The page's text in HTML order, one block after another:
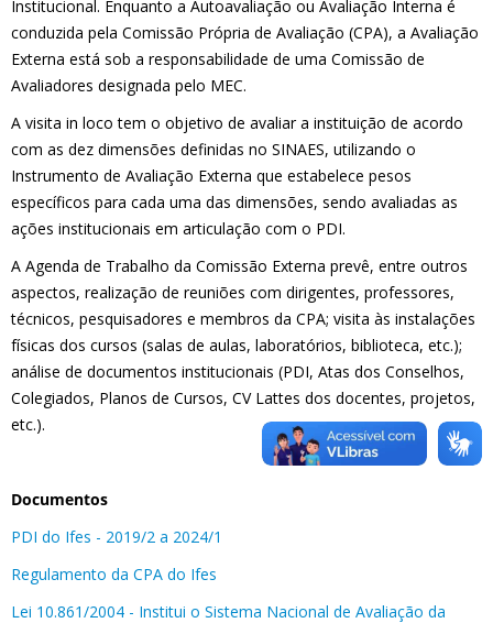
Institucional. Enquanto a Autoavaliação ou Avaliação Interna é
conduzida pela Comissão Própria de Avaliação (CPA), a Avaliação
Externa está sob a responsabilidade de uma Comissão de
Avaliadores designada pelo MEC.
A visita in loco tem o objetivo de avaliar a instituição de acordo
com as dez dimensões definidas no SINAES, utilizando o
Instrumento de Avaliação Externa que estabelece pesos
específicos para cada uma das dimensões, sendo avaliadas as
ações institucionais em articulação com o PDI.
A Agenda de Trabalho da Comissão Externa prevê, entre outros
aspectos, realização de reuniões com dirigentes, professores,
técnicos, pesquisadores e membros da CPA; visita às instalações
físicas dos cursos (salas de aulas, laboratórios, biblioteca, etc.);
análise de documentos institucionais (PDI, Atas dos Conselhos,
Colegiados, Planos de Cursos, CV Lattes dos docentes, projetos,
etc.).
Documentos
PDI do Ifes - 2019/2 a 2024/1
Regulamento da CPA do Ifes
Lei 10.861/2004 - Institui o Sistema Nacional de Avaliação da